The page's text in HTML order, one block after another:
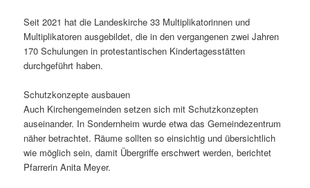
Seit 2021 hat die Landeskirche 33 Multiplikatorinnen und
Multiplikatoren ausgebildet, die in den vergangenen zwei Jahren
170 Schulungen in protestantischen Kindertagesstätten
durchgeführt haben.
Schutzkonzepte ausbauen
Auch Kirchengemeinden setzen sich mit Schutzkonzepten
auseinander. In Sondernheim wurde etwa das Gemeindezentrum
näher betrachtet. Räume sollten so einsichtig und übersichtlich
wie möglich sein, damit Übergriffe erschwert werden, berichtet
Pfarrerin Anita Meyer.